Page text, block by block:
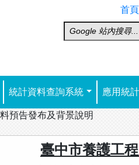
首頁
統計資料查詢系統 應用統
預告發布及背景說明
臺中市養護工